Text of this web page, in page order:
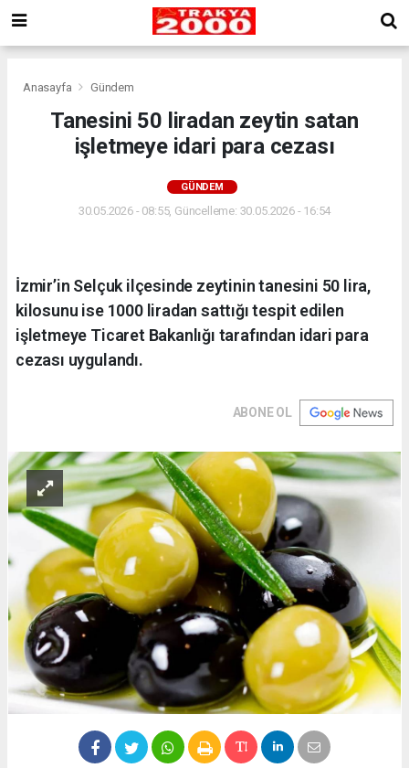
Anasayfa Gündem
Tanesini 50 liradan zeytin satan
işletmeye idari para cezası
GÜNDEM
30.05.2026 - 08:55, Güncelleme: 30.05.2026 - 16:54
İzmir’in Selçuk ilçesinde zeytinin tanesini 50 lira,
kilosunu ise 1000 liradan sattığı tespit edilen
işletmeye Ticaret Bakanlığı tarafından idari para
cezası uygulandı.
ABONE OL